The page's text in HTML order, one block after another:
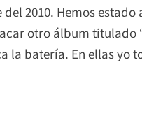
2010. Hemos estado
otro álbum titulado
la batería. En ellas yo